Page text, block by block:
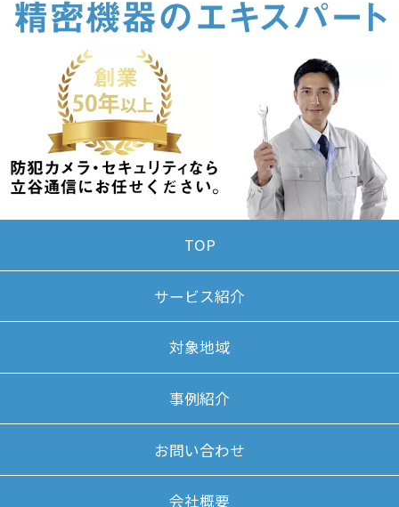
TOP
サービス紹介
対象地域
事例紹介
お問い合わせ
会社概要